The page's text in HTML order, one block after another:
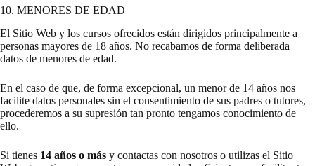
10. MENORES DE EDAD
El Sitio Web y los cursos ofrecidos están dirigidos principalmente a
personas mayores de 18 años. No recabamos de forma deliberada
datos de menores de edad.
En el caso de que, de forma excepcional, un menor de 14 años nos
facilite datos personales sin el consentimiento de sus padres o tutores,
procederemos a su supresión tan pronto tengamos conocimiento de
ello.
Si tienes 14 años o más y contactas con nosotros o utilizas el Sitio